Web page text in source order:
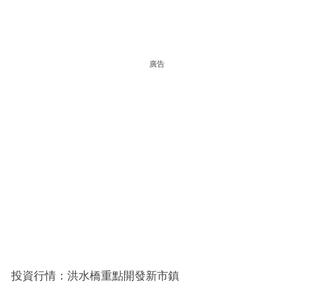
廣告
投資行情：洪水橋重點開發新市鎮